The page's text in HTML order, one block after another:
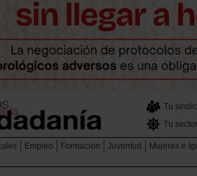
Tu
Tu sector
Empleo Formación Juventud Mujeres e